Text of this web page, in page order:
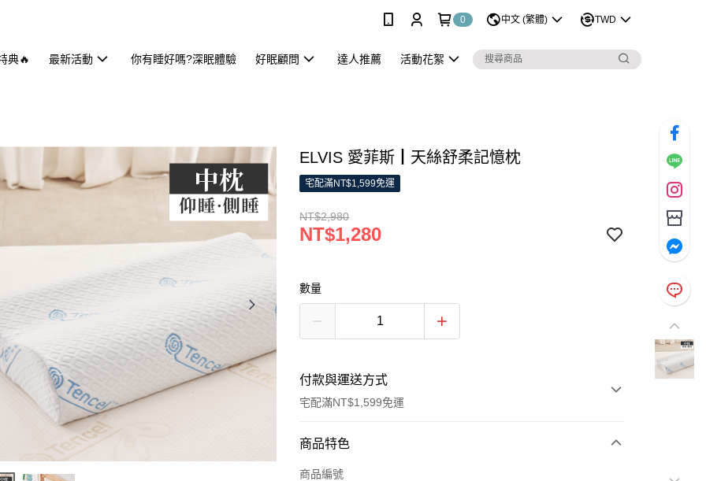
0 中文 (繁體) TWD
典🔥 最新活動 你有睡好嗎?深眠體驗 好眠顧問 達人推薦 活動花絮
ELVIS 愛菲斯┃天絲舒柔記憶枕
宅配滿NT$1,599免運
NT$2,980
NT$1,280
數量
付款與運送方式
宅配滿NT$1,599免運
付款方式
信用卡一次付款
商品特色
商品編號